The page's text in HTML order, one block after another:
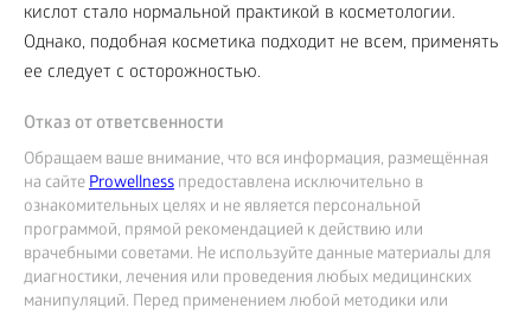
кислот стало нормальной практикой в косметологии.
Однако, подобная косметика подходит не всем, применять
ее следует с осторожностью.
Отказ от ответсвенности
Обращаем ваше внимание, что вся информация, размещённая
на сайтеProwellness предоставлена исключительно в
ознакомительных целях и не является персональной
программой, прямой рекомендацией к действию или
врачебными советами. Не используйте данные материалы для
диагностики, лечения или проведения любых медицинских
манипуляций. Перед применением любой методики или